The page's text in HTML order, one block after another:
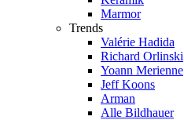
Marmor
Trends
Valérie Hadida
Richard Orlinski
Yoann Merienne
Jeff Koons
Arman
Alle Bildhauer